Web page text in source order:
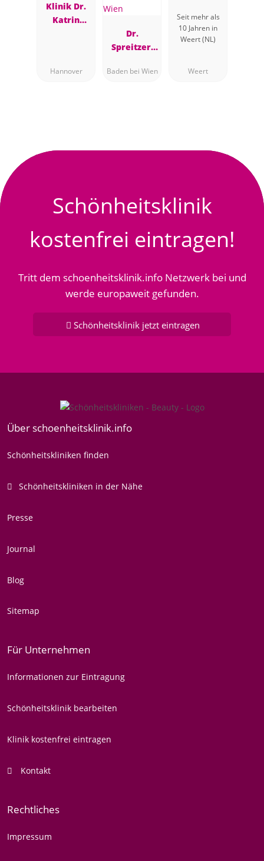
Klinik Dr.
Katrin
Hannover
Dr.
Spreitzer,
Chirurgin,
Baden bei Wien
Chirurgie
Seit mehr als
10 Jahren in
Weert (NL)
Weert
Schönheitsklinik
kostenfrei eintragen!
Tritt dem schoenheitsklinik.info Netzwerk bei und
werde europaweit gefunden.
Schönheitsklinik jetzt eintragen
Über schoenheitsklinik.info
Schönheitskliniken finden
Schönheitskliniken in der Nähe
Presse
Journal
Blog
Sitemap
Für Unternehmen
Informationen zur Eintragung
Schönheitsklinik bearbeiten
Klinik kostenfrei eintragen
Kontakt
Rechtliches
Impressum